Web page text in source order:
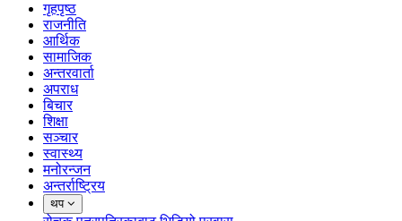
गृहपृष्ठ
राजनीति
आर्थिक
सामाजिक
अन्तरवार्ता
अपराध
बिचार
शिक्षा
सञ्चार
स्वास्थ्य
मनोरन्जन
अन्तर्राष्ट्रिय
थप